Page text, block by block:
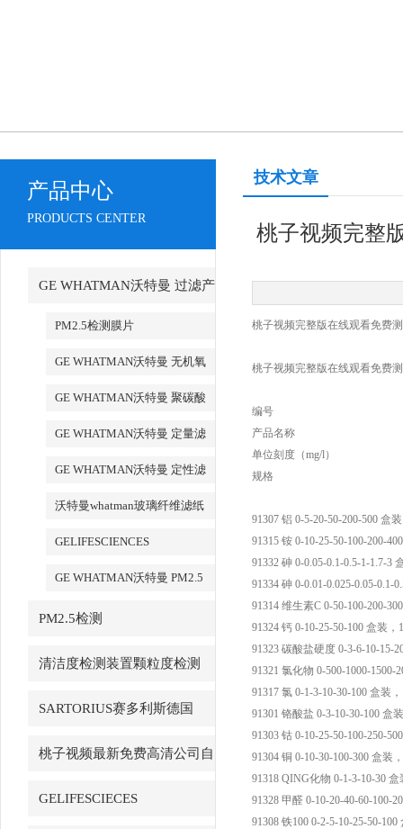
产品中心
PRODUCTS CENTER
GE WHATMAN沃特曼 过滤产
品代理PM2.5检测膜片
GE WHATMAN沃特曼 无机氧
GE WHATMAN沃特曼 聚碳酸
GE WHATMAN沃特曼 定量滤
GE WHATMAN沃特曼 定性滤
纸
沃特曼whatman玻璃纤维滤纸
GELIFESCIENCES
WHATMAN 转印记膜杂交膜
GE WHATMAN沃特曼 PM2.5
PM2.5检测
清洁度检测装置颗粒度检测
SARTORIUS赛多利斯德国
桃子视频最新免费高清公司自
GELIFESCIECES
技术文章
桃子视频完整
桃子视频完整版在线观看免费
桃子视频完整版在线观看免费测试
编号
产品名称
单位刻度（mg/l）
规格
91307 铝 0-5-20-50-200-500 盒装
91315 铵 0-10-25-50-100-200-400
91332 砷 0-0.05-0.1-0.5-1-1.7-3 盒
91334 砷 0-0.01-0.025-0.05-0.1-
91314 维生素C 0-50-100-200-
91324 钙 0-10-25-50-100 盒装
91323 碳酸盐硬度 0-3-6-10-15-20
91321 氯化物 0-500-1000-1500-
91317 氯 0-1-3-10-30-100 盒装
91301 铬酸盐 0-3-10-30-100 盒装
91303 钴 0-10-25-50-100-250-500-
91304 铜 0-10-30-100-300 盒装
91318 QING化物 0-1-3-10-30 盒装
91328 甲醛 0-10-20-40-60-100-
91308 铁100 0-2-5-10-25-50-100